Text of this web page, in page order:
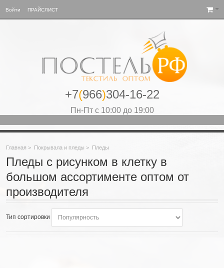
Войти ПРАЙСЛИСТ
+7(966)304-16-22
Пн-Пт с 10:00 до 19:00
Главная > Покрывала и пледы > Пледы
Пледы с рисунком в клетку в
большом ассортименте оптом от
производителя
Тип сортировки